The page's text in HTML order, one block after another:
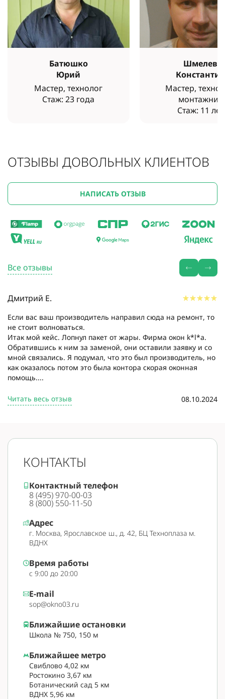
Батюшко
Юрий
Мастер, технолог
Стаж: 23 года
Шмелев
Константин
Мастер,
монтажник
Стаж: 11 лет
ОТЗЫВЫ ДОВОЛЬНЫХ КЛИЕНТОВ
НАПИСАТЬ ОТЗЫВ
Все отзывы
Дмитрий Е.
Если вас ваш производитель направил сюда на ремонт, то
не стоит волноваться.
Итак мой кейс. Лопнул пакет от жары. Фирма окон k*l*a.
Обратившись к ним за заменой, они оставили заявку и со
мной связались. Я подумал, что это был производитель, но
как оказалось потом это была контора скорая оконная
помощь....
Читать весь отзыв 08.10.2024
КОНТАКТЫ
Контактный телефон
8 (495) 970-00-03
8 (800) 550-11-50
Адрес
г. Москва, Ярославское ш., д. 42, БЦ Техноплаза м.
ВДНХ
Время работы
с 9:00 до 20:00
E-mail
sop@okno03.ru
Ближайшее метро
Свиблово 4,02 км
Ростокино 3,67 км
Ботанический сад 5 км
ВДНХ 5,96 км
Ближайшие остановки
Школа № 750, 150 м